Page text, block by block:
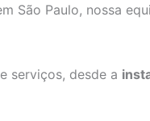
São Paulo, nossa
serviços, desde a